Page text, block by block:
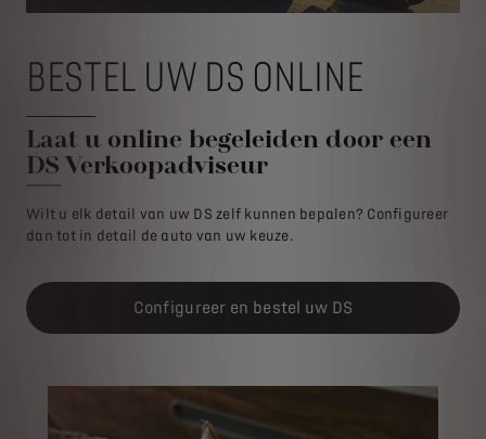
BESTEL UW DS ONLINE
Laat u online begeleiden door een
DS Verkoopadviseur
Wilt u elk detail van uw DS zelf kunnen bepalen? Configureer
dan tot in detail de auto van uw keuze.
Configureer en bestel uw DS